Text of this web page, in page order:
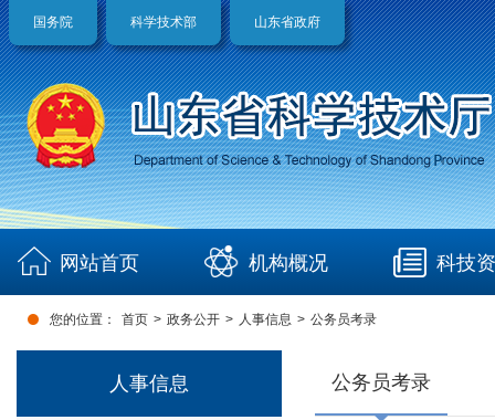
国务院 科学技术部 山东省政府
网站首页 机构概况 科技
您的位置： 首页 > 政务公开 > 人事信息 > 公务员考录
人事信息 公务员考录